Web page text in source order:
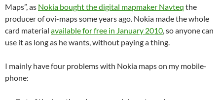
Maps”, as Nokia bought the digital mapmaker Navteq the
producer of ovi-maps some years ago. Nokia made the whole
card material available for free in January 2010, so anyone can
use it as long as he wants, without paying a thing.
I mainly have four problems with Nokia maps on my mobile-
phone: